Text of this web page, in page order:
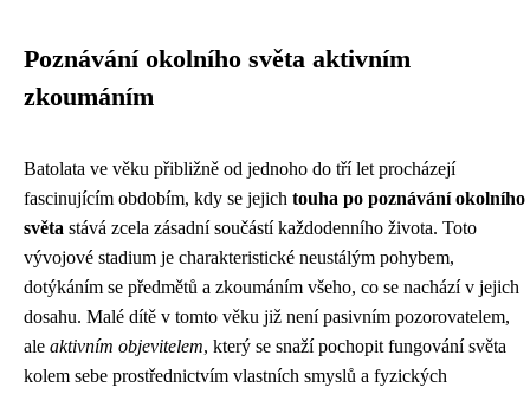
Poznávání okolního světa aktivním
zkoumáním
Batolata ve věku přibližně od jednoho do tří let procházejí
fascinujícím obdobím, kdy se jejich touha po poznávání okolního
světa stává zcela zásadní součástí každodenního života. Toto
vývojové stadium je charakteristické neustálým pohybem,
dotýkáním se předmětů a zkoumáním všeho, co se nachází v jejich
dosahu. Malé dítě v tomto věku již není pasivním pozorovatelem,
ale aktivním objevitelem, který se snaží pochopit fungování světa
kolem sebe prostřednictvím vlastních smyslů a fyzických